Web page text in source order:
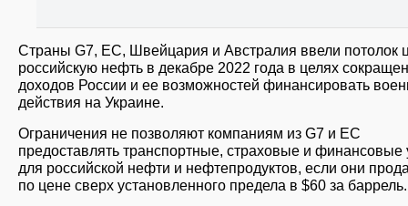
Страны G7, ЕC, Швейцария и Австралия ввели потолок
российскую нефть в декабре 2022 года в целях
доходов России и ее возможностей финансировать
действия на Украине.
Ограничения не позволяют компаниям из G7 и ЕС
предоставлять транспортные, страховые и финансовые
для российской нефти и нефтепродуктов, если они
по цене сверх установленного предела в $60 за баррель.